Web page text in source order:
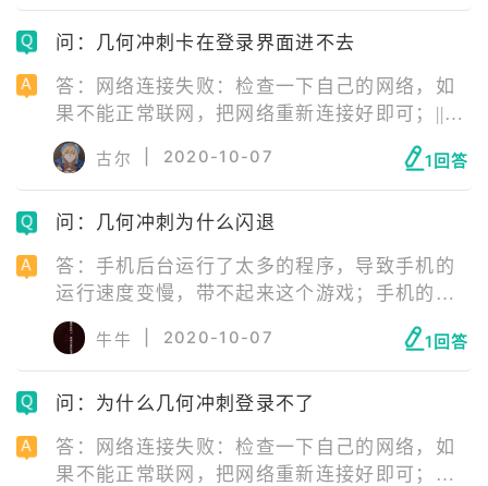
去官网下载最新版游戏安装包重新安装游戏；||
手机配置不够：更换手机即可。
问：几何冲刺卡在登录界面进不去
答：网络连接失败：检查一下自己的网络，如
果不能正常联网，把网络重新连接好即可；||服
务器正在维护：等待服务器维修结束即可；||安
装包错误：安装包错误需要玩家卸载游戏后，
去官网下载最新版游戏安装包重新安装游戏。
古尔 2020-10-07 1回答
问：几何冲刺为什么闪退
答：手机后台运行了太多的程序，导致手机的
运行速度变慢，带不起来这个游戏；手机的内
存不够，导致无法加载游戏；手机后台运行了
一些与这款游戏不兼容的软件；就是游戏本身
的数据包损坏了，或者游戏在升级时，升级包
被损坏了，从而导致了游戏闪退。
牛牛 2020-10-07 1回答
问：为什么几何冲刺登录不了
答：网络连接失败：检查一下自己的网络，如
果不能正常联网，把网络重新连接好即可；服